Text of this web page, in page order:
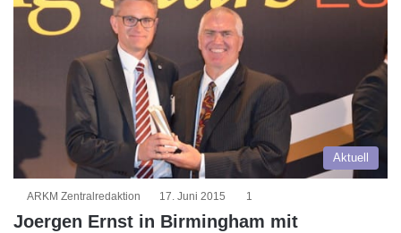
Aktuell
ARKM Zentralredaktion 17. Juni 2015 1
Joergen Ernst in Birmingham mit